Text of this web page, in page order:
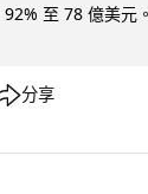
至 78 億美元
分享